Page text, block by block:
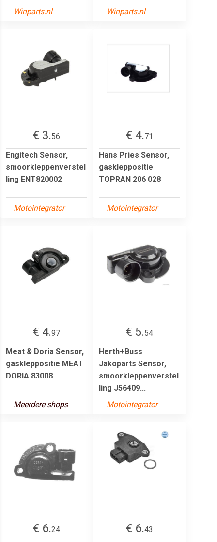
Winparts.nl
Winparts.nl
€ 3.56
Engitech Sensor,
smoorkleppenverstel
ling ENT820002
Motointegrator
€ 4.71
Hans Pries Sensor,
gaskleppositie
TOPRAN 206 028
Motointegrator
€ 4.97
Meat & Doria Sensor,
gaskleppositie MEAT
DORIA 83008
Meerdere shops
€ 5.54
Herth+Buss
Jakoparts Sensor,
smoorkleppenverstel
ling J56409...
Motointegrator
€ 6.24
€ 6.43